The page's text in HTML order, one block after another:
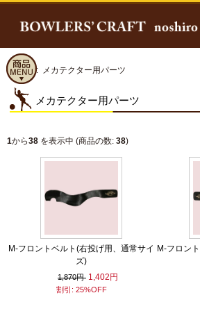
ホーム:: メカテクター用パーツ
メカテクター用パーツ
1から38 を表示中 (商品の数: 38)
M-フロントベルト(右投げ用、通常サイ
ズ)
1,870円 1,402円
割引: 25%OFF
M-フロン